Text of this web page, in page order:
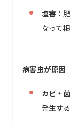
塩害：
なって
病害虫が原因
カビ・菌
発生する